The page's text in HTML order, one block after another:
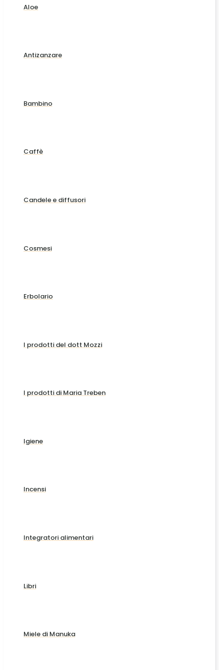
Aloe
Antizanzare
Bambino
Caffè
Candele e diffusori
Cosmesi
Erbolario
I prodotti del dott Mozzi
I prodotti di Maria Treben
Igiene
Incensi
Integratori alimentari
Libri
Miele di Manuka